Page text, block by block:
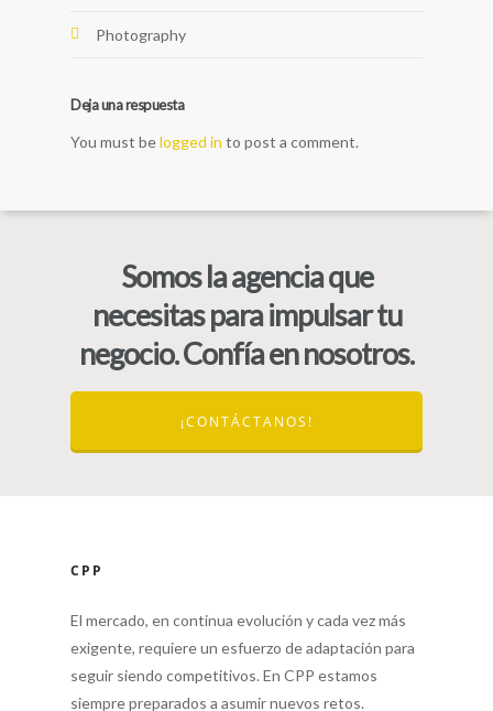
Photography
Deja una respuesta
You must belogged in to post a comment.
Somos la agencia que
necesitas para impulsar tu
negocio. Confía en nosotros.
¡CONTÁCTANOS!
CPP
El mercado, en continua evolución y cada vez más
exigente, requiere un esfuerzo de adaptación para
seguir siendo competitivos. En CPP estamos
siempre preparados a asumir nuevos retos.